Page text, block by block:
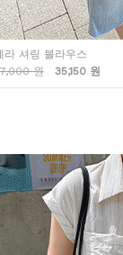
라 셔링 블라우스
원
35,150 원